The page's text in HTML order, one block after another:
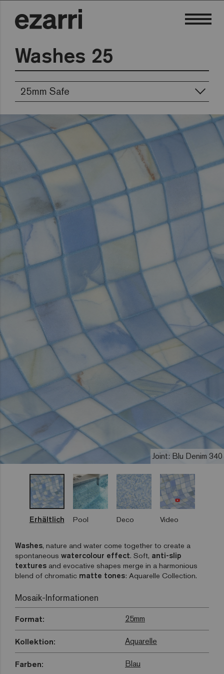
Washes 25
25mm Safe
Joint: Blu Denim 340
Erhältlich Pool Deco Video
Washes, nature and water come together to create a
spontaneous watercolour effect. Soft, anti-slip
textures and evocative shapes merge in a harmonious
blend of chromatic matte tones: Aquarelle Collection.
Mosaik-Informationen
Format: 25mm
Kollektion: Aquarelle
Farben: Blau